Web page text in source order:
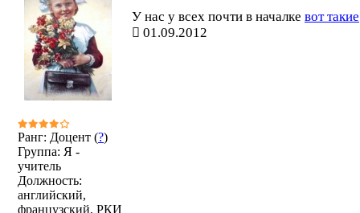
Ранг: Доцент (?)
Группа: Я -
учитель
Должность:
английский,
французский, РКИ
У нас у всех почти в началке вот такие
01.09.2012